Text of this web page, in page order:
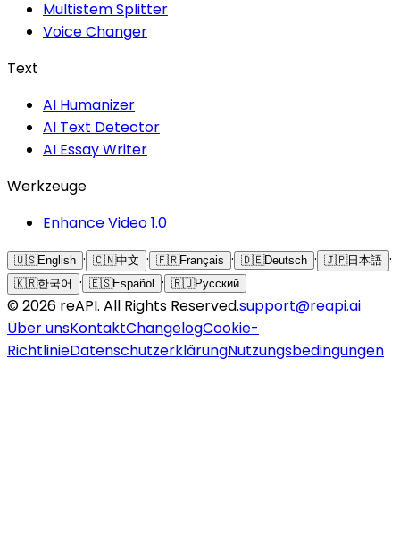
Multistem Splitter
Voice Changer
Text
AI Humanizer
AI Text Detector
AI Essay Writer
Werkzeuge
Enhance Video 1.0
🇺🇸English · 🇨🇳中文 · 🇫🇷Français · 🇩🇪Deutsch · 🇯🇵日本語 ·
🇰🇷한국어 · 🇪🇸Español · 🇷🇺Русский
©2026 reAPI. All Rights Reserved.support@reapi.ai
Über unsKontaktChangelogCookie-
RichtlinieDatenschutzerklärungNutzungsbedingungen